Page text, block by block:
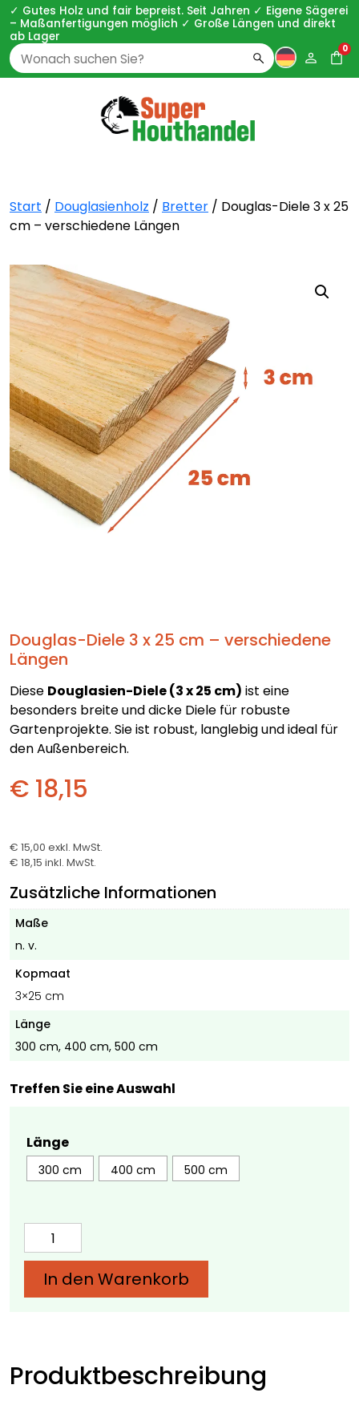
✓ Gutes Holz und fair bepreist. Seit Jahren ✓ Eigene Sägerei
– Maßanfertigungen möglich ✓ Große Längen und direkt
ab Lager
Zoeken
naar:
0
Start / Douglasienholz / Bretter / Douglas-Diele 3 x 25
cm – verschiedene Längen
Douglas-Diele 3 x 25 cm – verschiedene
Längen
Diese Douglasien-Diele (3 x 25 cm) ist eine
besonders breite und dicke Diele für robuste
Gartenprojekte. Sie ist robust, langlebig und ideal für
den Außenbereich.
€ 18,15
€ 15,00 exkl. MwSt.
€ 18,15 inkl. MwSt.
Zusätzliche Informationen
Maße
n. v.
Kopmaat
3×25 cm
Länge
300 cm, 400 cm, 500 cm
Treffen Sie eine Auswahl
Länge
300 cm 400 cm 500 cm
Douglas-
Diele
verschiedene
Längen
In den Warenkorb
Produktbeschreibung